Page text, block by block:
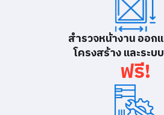
สำรวจหน้างาน ออก
โครงสร้าง และระ
ฟรี!